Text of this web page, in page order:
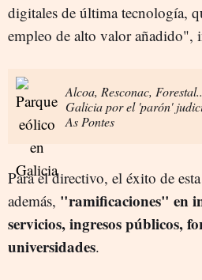
digitales de última tecnología,
empleo de alto valor añadido",
Alcoa, Resconac,
Galicia por el 'parón'
As Pontes
Para el directivo, el éxito de
además, "ramificaciones" en
servicios, ingresos públicos,
universidades.